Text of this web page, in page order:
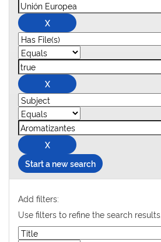
Start a new search
Add filters:
Use filters to refine the search results.